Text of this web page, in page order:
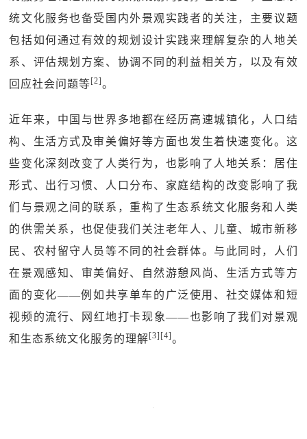
统文化服务也备受国内外景观实践者的关注，主要议题
包括如何通过有效的规划设计实践来理解复杂的人地关
系、评估规划方案、协调不同的利益相关方，以及有效
回应社会问题等[2]。
近年来，中国与世界多地都在经历高速城镇化，人口结
构、生活方式及审美偏好等方面也发生着快速变化。这
些变化深刻改变了人类行为，也影响了人地关系：居住
形式、出行习惯、人口分布、家庭结构的改变影响了我
们与景观之间的联系，重构了生态系统文化服务和人类
的供需关系，也促使我们关注老年人、儿童、城市新移
民、农村留守人员等不同的社会群体。与此同时，人们
在景观感知、审美偏好、自然游憩风尚、生活方式等方
面的变化——例如共享单车的广泛使用、社交媒体和短
视频的流行、网红地打卡现象——也影响了我们对景观
和生态系统文化服务的理解[3][4]。